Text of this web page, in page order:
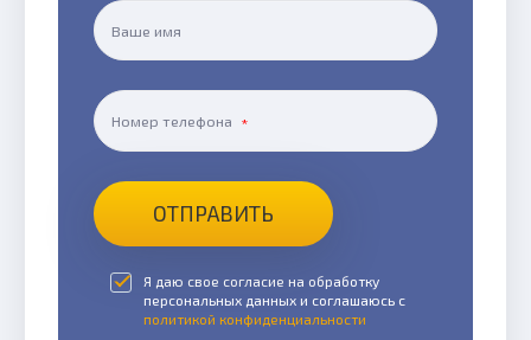
Ваше имя
Номер телефона
ОТПРАВИТЬ
Я даю свое согласие на обработку
персональных данных и соглашаюсь с
политикой конфиденциальности